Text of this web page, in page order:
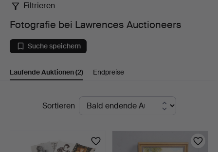
Fotografie
bei
Lawrences
Auctioneers
Filtrieren
Fotografie bei Lawrences Auctioneers
Suche speichern
Laufende Auktionen(2) Endpreise
LaufendeSortieren